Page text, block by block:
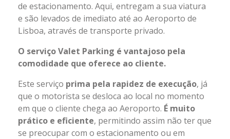
de estacionamento. Aqui, entregam a sua viatura
e são levados de imediato até ao Aeroporto de
Lisboa, através de transporte privado.
O serviço Valet Parking é vantajoso pela
comodidade que oferece ao cliente.
Este serviço prima pela rapidez de execução, já
que o motorista se desloca ao local no momento
em que o cliente chega ao Aeroporto. É muito
prático e eficiente, permitindo assim não ter que
se preocupar com o estacionamento ou em